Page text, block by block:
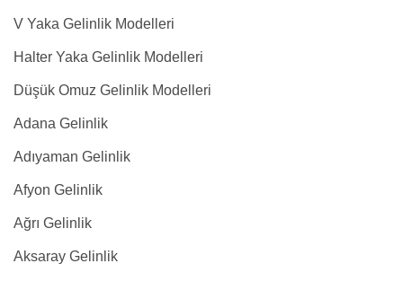
V Yaka Gelinlik Modelleri
Halter Yaka Gelinlik Modelleri
Düşük Omuz Gelinlik Modelleri
Adana Gelinlik
Adıyaman Gelinlik
Afyon Gelinlik
Ağrı Gelinlik
Aksaray Gelinlik